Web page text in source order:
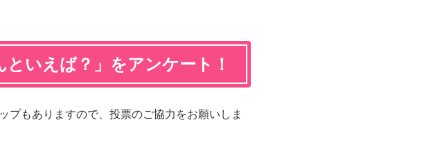
いえば？」をアンケート！
プもありますので、投票のご協力をお願いしま